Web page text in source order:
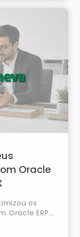
Oracle
os
Oracle ERP